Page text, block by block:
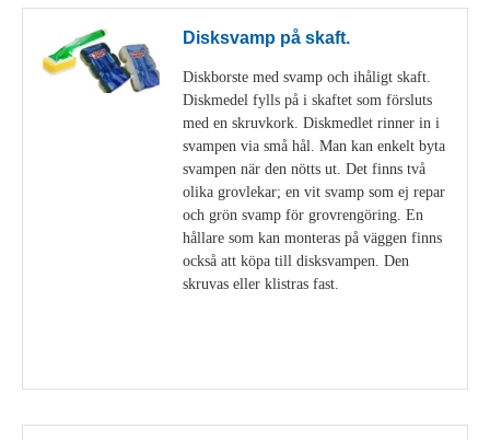
Disksvamp på skaft.
Diskborste med svamp och ihåligt skaft.
Diskmedel fylls på i skaftet som försluts
med en skruvkork. Diskmedlet rinner in i
svampen via små hål. Man kan enkelt byta
svampen när den nötts ut. Det finns två
olika grovlekar; en vit svamp som ej repar
och grön svamp för grovrengöring. En
hållare som kan monteras på väggen finns
också att köpa till disksvampen. Den
skruvas eller klistras fast.